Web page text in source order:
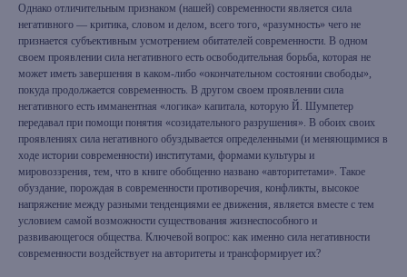
Однако отличительным признаком (нашей) современности является сила
негативного — критика, словом и делом, всего того, «разумность» чего не
признается субъективным усмотрением обитателей современности. В одном
своем проявлении сила негативного есть освободительная борьба, которая не
может иметь завершения в каком-либо «окончательном состоянии свободы»,
покуда продолжается современность. В другом своем проявлении сила
негативного есть имманентная «логика» капитала, которую Й. Шумпетер
передавал при помощи понятия «созидательного разрушения». В обоих своих
проявлениях сила негативного обуздывается определенными (и меняющимися в
ходе истории современности) институтами, формами культуры и
мировоззрения, тем, что в книге обобщенно названо «авторитетами». Такое
обуздание, порождая в современности противоречия, конфликты, высокое
напряжение между разными тенденциями ее движения, является вместе с тем
условием самой возможности существования жизнеспособного и
развивающегося общества. Ключевой вопрос: как именно сила негативности
современности воздействует на авторитеты и трансформирует их?